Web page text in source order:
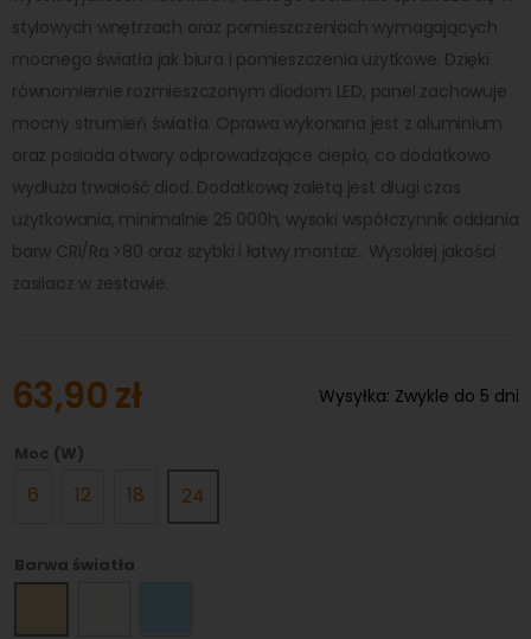
stylowych wnętrzach oraz pomieszczeniach wymagających
mocnego światła jak biura i pomieszczenia użytkowe. Dzięki
równomiernie rozmieszczonym diodom LED, panel zachowuje
mocny strumień światła. Oprawa wykonana jest z aluminium
oraz posiada otwory odprowadzające ciepło, co dodatkowo
wydłuża trwałość diod. Dodatkową zaletą jest długi czas
użytkowania, minimalnie 25 000h, wysoki współczynnik oddania
barw CRI/Ra >80 oraz szybki i łatwy montaż.. Wysokiej jakości
zasilacz w zestawie.
63,90 zł Wysyłka: Zwykle do 5 dni
Moc (W)
6 12 18 24
Barwa światła